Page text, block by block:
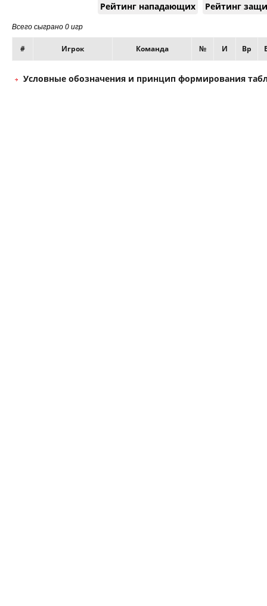
Рейтинг нападающих Рейтинг
Всего сыграно 0 игр
# Игрок Команда № И Вр
Условные обозначения и принцип формирования